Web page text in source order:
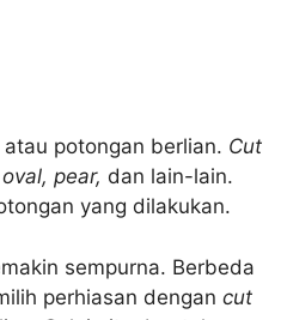
atau potongan berlian. Cut
pear, dan lain-lain.
yang dilakukan.
sempurna. Berbeda
perhiasan dengan cut